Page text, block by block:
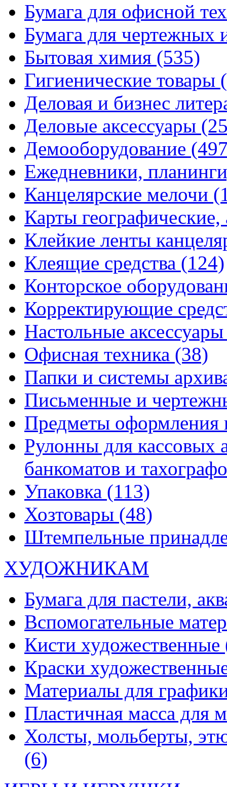
Бумага для офисной
Бумага для чертежных
Бытовая химия (535)
Гигиенические товары
Деловая и бизнес
Деловые аксессуары
Демооборудование
Ежедневники,
Канцелярские мелочи
Карты
Клейкие ленты
Клеящие средства (124)
Конторское
Корректирующие
Настольные
Офисная техника (38)
Папки и системы
Письменные и
Предметы оформления
Рулонны для кассовых
банкоматов и
Упаковка (113)
Хозтовары (48)
Штемпельные
ХУДОЖНИКАМ
Бумага для пастели,
Вспомогательные
Кисти художественные
Краски
Материалы для
Пластичная масса для
Холсты, мольберты,
(6)